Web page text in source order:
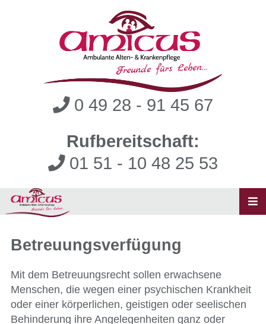
0 49 28 - 91 45 67
Rufbereitschaft:
01 51 - 10 48 25 53
Betreuungsverfügung
Mit dem Betreuungsrecht sollen erwachsene
Menschen, die wegen einer psychischen Krankheit
oder einer körperlichen, geistigen oder seelischen
Behinderung ihre Angelegenheiten ganz oder